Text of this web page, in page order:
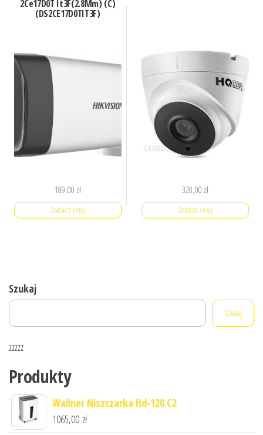
2Ce17D0T It3F(2.8Mm) (C)
(DS2CE17D0TIT3F)
189,00 zł
Zobacz cenę
328,00 zł
Zobacz cenę
Szukaj
Szukaj
zzzzz
Produkty
Wallner Niszczarka Hd-120 C2
1065,00 zł